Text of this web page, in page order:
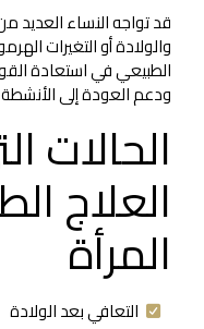
قد تواجه النساء العديد من
والولادة أو التغيرات
الطبيعي في استعادة القوة
ودعم العودة إلى الأنشطة
الحالات
العلاج
المرأة
التعافي بعد الولادة